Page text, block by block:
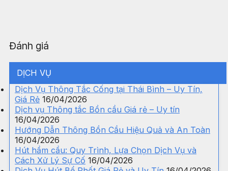
Đánh giá
DỊCH VỤ
Dịch Vụ Thông Tắc Cống tại Thái Bình – Uy Tín,
Giá Rẻ 16/04/2026
Dịch vụ Thông tắc Bồn cầu Giá rẻ – Uy tín
16/04/2026
Hướng Dẫn Thông Bồn Cầu Hiệu Quả và An Toàn
16/04/2026
Hút hầm cầu: Quy Trình, Lựa Chọn Dịch Vụ và
Cách Xử Lý Sự Cố 16/04/2026